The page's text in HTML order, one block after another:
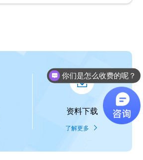
资料下载
了解更多
你们是怎么收费的呢？